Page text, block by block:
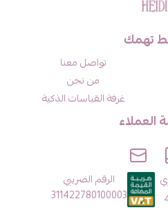
تهمك
تواصل معنا
من نحن
غرفة القياسات الذكية
العملاء
الرقم الضريبي
311422780100003